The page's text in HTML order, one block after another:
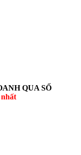
QUA SỐ
nhất